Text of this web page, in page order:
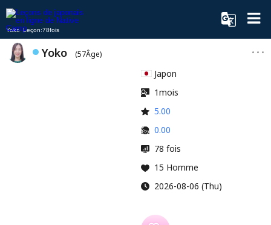
Yoko Leçon:78fois
Yoko (57Âge)
Japon
1mois
5.00
0.00
78 fois
15 Homme
2026-08-06 (Thu)